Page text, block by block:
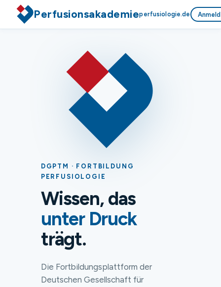
Perfusionsakademieperfusiologie.de
DGPTM · FORTBILDUNG
PERFUSIOLOGIE
Wissen, das
unter Druck
trägt.
Die Fortbildungsplattform der
Deutschen Gesellschaft für